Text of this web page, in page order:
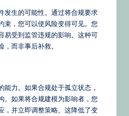
发生的可能性。通过将合规要求
束，您可以使风险变得可见。您
易受到监管违规的影响。这种可
，而非事后补救。
能力。如果合规处于孤立状态，
。如果将合规建模为影响者，您
，并立即调整策略。这降低了变